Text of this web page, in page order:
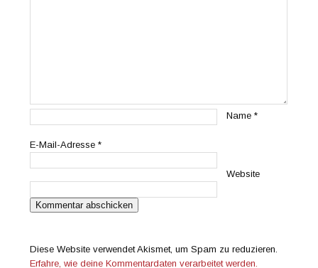
Name*
E-Mail-Adresse*
Website
Diese Website verwendet Akismet, um Spam zu reduzieren.
Erfahre, wie deine Kommentardaten verarbeitet werden.